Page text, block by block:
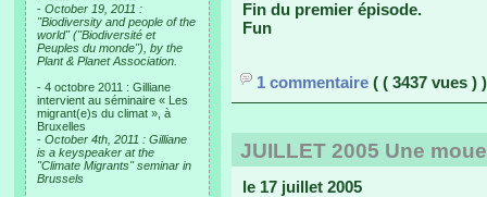
- October 19, 2011 :
"Biodiversity and people of the
world" ("Biodiversité et
Peuples du monde"), by the
Plant & Planet Association.
- 4 octobre 2011 : Gilliane
intervient au séminaire « Les
migrant(e)s du climat », à
Bruxelles
- October 4th, 2011 : Gilliane
is a keyspeaker at the
"Climate Migrants" seminar in
Brussels
Fin du premier épisode.
Fun
1 commentaire ( ( 3437 vues ) )
JUILLET 2005 Une
le 17 juillet 2005